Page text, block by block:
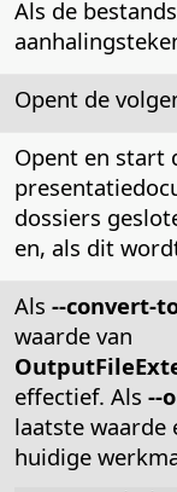
Als de
Opent de
Opent en start
dossiers
en, als dit
Als --convert-
waarde van
effectief. Als --
laatste
huidige